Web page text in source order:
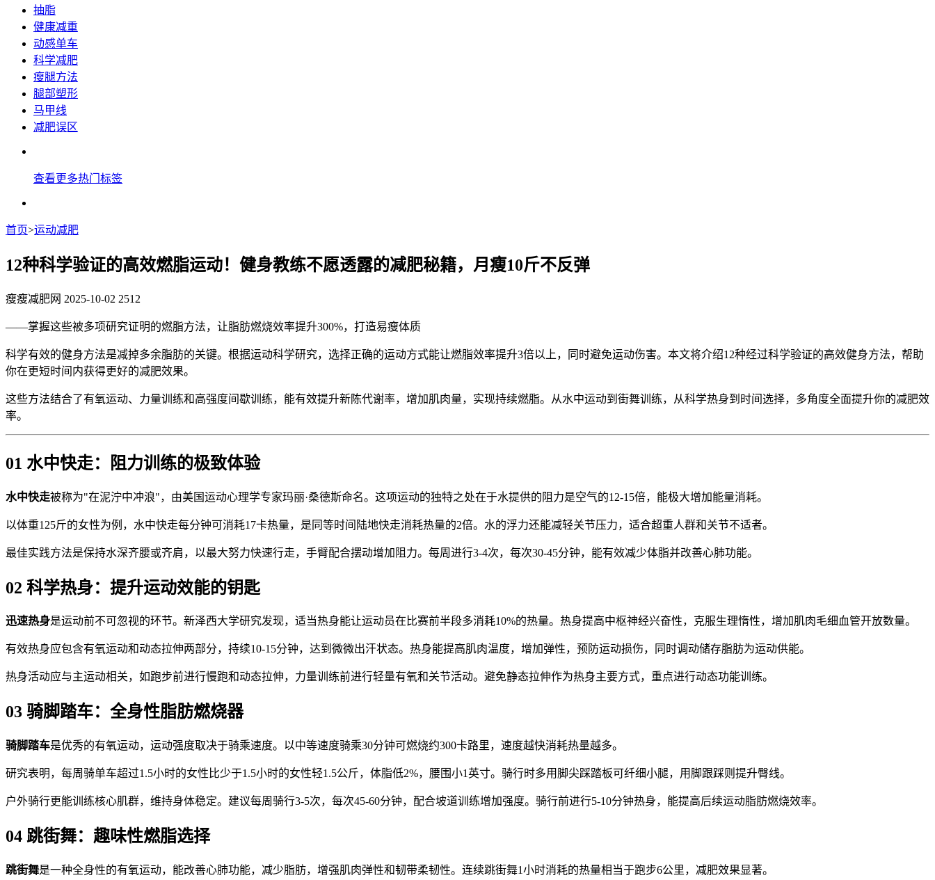
抽脂
健康减重
动感单车
科学减肥
瘦腿方法
腿部塑形
马甲线
减肥误区
查看更多热门标签
首页>运动减肥
12种科学验证的高效燃脂运动！健身教练不愿透露的减肥秘籍，月瘦10斤不反弹
瘦瘦减肥网 2025-10-02 2512
——掌握这些被多项研究证明的燃脂方法，让脂肪燃烧效率提升300%，打造易瘦体质
科学有效的健身方法是减掉多余脂肪的关键。根据运动科学研究，选择正确的运动方式能让燃脂效率提升3倍以上，同时避免运动伤害。本文将介绍12种经过科学验证的高效健身方法，帮助
你在更短时间内获得更好的减肥效果。
这些方法结合了有氧运动、力量训练和高强度间歇训练，能有效提升新陈代谢率，增加肌肉量，实现持续燃脂。从水中运动到街舞训练，从科学热身到时间选择，多角度全面提升你的减肥效
率。
01 水中快走：阻力训练的极致体验
水中快走被称为"在泥泞中冲浪"，由美国运动心理学专家玛丽·桑德斯命名。这项运动的独特之处在于水提供的阻力是空气的12-15倍，能极大增加能量消耗。
以体重125斤的女性为例，水中快走每分钟可消耗17卡热量，是同等时间陆地快走消耗热量的2倍。水的浮力还能减轻关节压力，适合超重人群和关节不适者。
最佳实践方法是保持水深齐腰或齐肩，以最大努力快速行走，手臂配合摆动增加阻力。每周进行3-4次，每次30-45分钟，能有效减少体脂并改善心肺功能。
02 科学热身：提升运动效能的钥匙
迅速热身是运动前不可忽视的环节。新泽西大学研究发现，适当热身能让运动员在比赛前半段多消耗10%的热量。热身提高中枢神经兴奋性，克服生理惰性，增加肌肉毛细血管开放数量。
有效热身应包含有氧运动和动态拉伸两部分，持续10-15分钟，达到微微出汗状态。热身能提高肌肉温度，增加弹性，预防运动损伤，同时调动储存脂肪为运动供能。
热身活动应与主运动相关，如跑步前进行慢跑和动态拉伸，力量训练前进行轻量有氧和关节活动。避免静态拉伸作为热身主要方式，重点进行动态功能训练。
03 骑脚踏车：全身性脂肪燃烧器
骑脚踏车是优秀的有氧运动，运动强度取决于骑乘速度。以中等速度骑乘30分钟可燃烧约300卡路里，速度越快消耗热量越多。
研究表明，每周骑单车超过1.5小时的女性比少于1.5小时的女性轻1.5公斤，体脂低2%，腰围小1英寸。骑行时多用脚尖踩踏板可纤细小腿，用脚跟踩则提升臀线。
户外骑行更能训练核心肌群，维持身体稳定。建议每周骑行3-5次，每次45-60分钟，配合坡道训练增加强度。骑行前进行5-10分钟热身，能提高后续运动脂肪燃烧效率。
04 跳街舞：趣味性燃脂选择
跳街舞是一种全身性的有氧运动，能改善心肺功能，减少脂肪，增强肌肉弹性和韧带柔韧性。连续跳街舞1小时消耗的热量相当于跑步6公里，减肥效果显著。